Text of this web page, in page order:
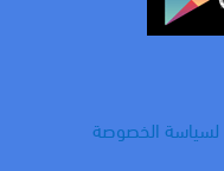
لسياسة الخصوصة